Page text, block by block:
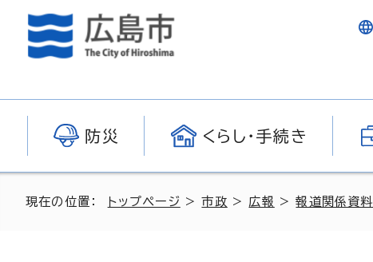
防災 くらし・手続き
現在の位置： トップページ >市政 > 広報 >報道関係資料